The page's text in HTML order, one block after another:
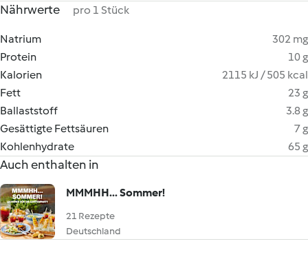
Nährwerte pro 1 Stück
Natrium
302 mg
Protein
10 g
Kalorien
2115 kJ / 505 kcal
Fett
23 g
Ballaststoff
3.8 g
Gesättigte Fettsäuren
7 g
Kohlenhydrate
65 g
Auch enthalten in
MMMHH... Sommer!
21 Rezepte
Deutschland